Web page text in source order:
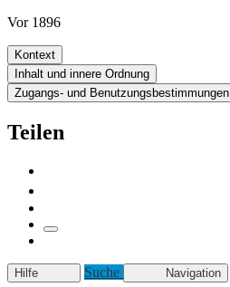
Vor 1896
Kontext
Inhalt und innere Ordnung
Zugangs- und Benutzungsbestimmungen
Teilen
Hilfe Suche Navigation